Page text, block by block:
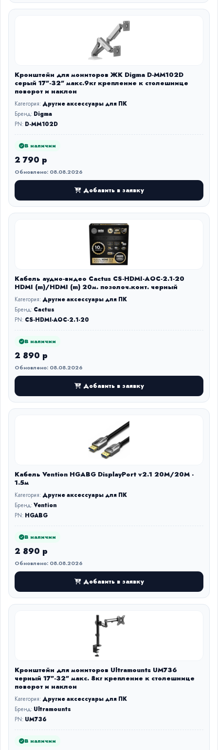
Кронштейн для мониторов ЖК Digma D-MM102D
серый 17"-32" макс.9кг крепление к столешнице
поворот и наклон
Категория: Другие аксессуары для ПК
Бренд: Digma
PN: D-MM102D
В наличии
2 790 р
Обновлено: 08.08.2026
Добавить в заявку
Кабель аудио-видео Cactus CS-HDMI-AOC-2.1-20
HDMI (m)/HDMI (m) 20м. позолоч.конт. черный
Категория: Другие аксессуары для ПК
Бренд: Cactus
PN: CS-HDMI-AOC-2.1-20
В наличии
2 890 р
Обновлено: 08.08.2026
Добавить в заявку
Кабель Vention HGABG DisplayPort v2.1 20M/20M -
1.5м
Категория: Другие аксессуары для ПК
Бренд:Vention
PN: HGABG
В наличии
2 890 р
Обновлено: 08.08.2026
Добавить в заявку
Кронштейн для мониторов Ultramounts UM736
черный 17"-32" макс. 8кг крепление к столешнице
поворот и наклон
Категория: Другие аксессуары для ПК
Бренд: Ultramounts
PN: UM736
В наличии